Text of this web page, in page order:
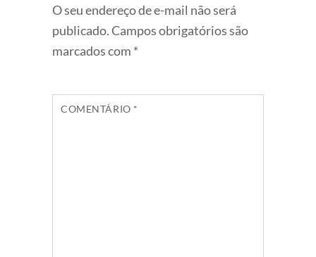
O seu endereço de e-mail não será
publicado.Campos obrigatórios são
marcados com *
COMENTÁRIO *